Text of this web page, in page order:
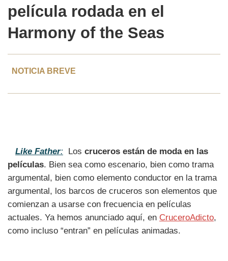
película rodada en el
Harmony of the Seas
NOTICIA BREVE
Like Father: Los cruceros están de moda en las
películas. Bien sea como escenario, bien como trama
argumental, bien como elemento conductor en la trama
argumental, los barcos de cruceros son elementos que
comienzan a usarse con frecuencia en películas
actuales. Ya hemos anunciado aquí, en CruceroAdicto,
como incluso “entran” en películas animadas.